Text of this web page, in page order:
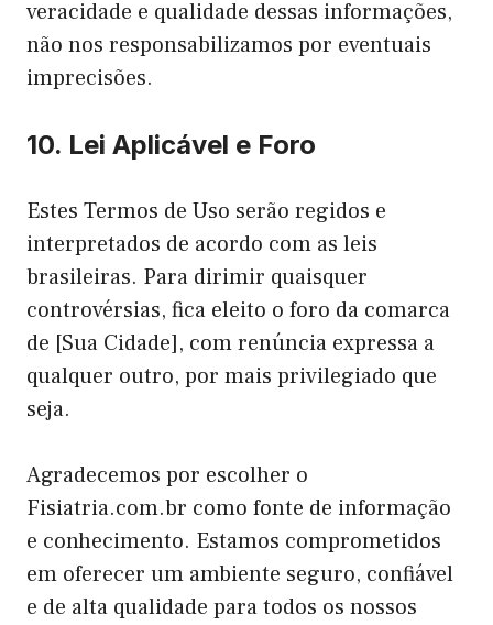
veracidade e qualidade dessas informações,
não nos responsabilizamos por eventuais
imprecisões.
10. Lei Aplicável e Foro
Estes Termos de Uso serão regidos e
interpretados de acordo com as leis
brasileiras. Para dirimir quaisquer
controvérsias, fica eleito o foro da comarca
de [Sua Cidade], com renúncia expressa a
qualquer outro, por mais privilegiado que
seja.
Agradecemos por escolher o
Fisiatria.com.br como fonte de informação
e conhecimento. Estamos comprometidos
em oferecer um ambiente seguro, confiável
e de alta qualidade para todos os nossos